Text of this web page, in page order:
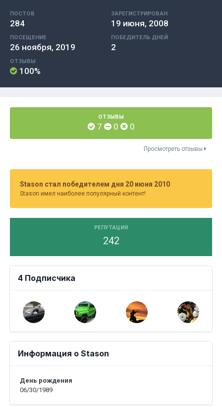
ПОСТОВ
284
ЗАРЕГИСТРИРОВАН
19 июня, 2008
ПОСЕЩЕНИЕ
26 ноября, 2019
ПОБЕДИТЕЛЬ ДНЕЙ
2
ОТЗЫВЫ
100%
ОТЗЫВЫ
7 0 0
Просмотреть отзывы
Stason стал победителем дня 20 июня 2010
Stason имел наиболее популярный контент!
РЕПУТАЦИЯ
242
4 Подписчика
Информация о Stason
День рождения
06/30/1989